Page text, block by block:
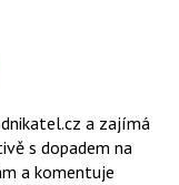
a zajímá
s dopadem na
a komentuje